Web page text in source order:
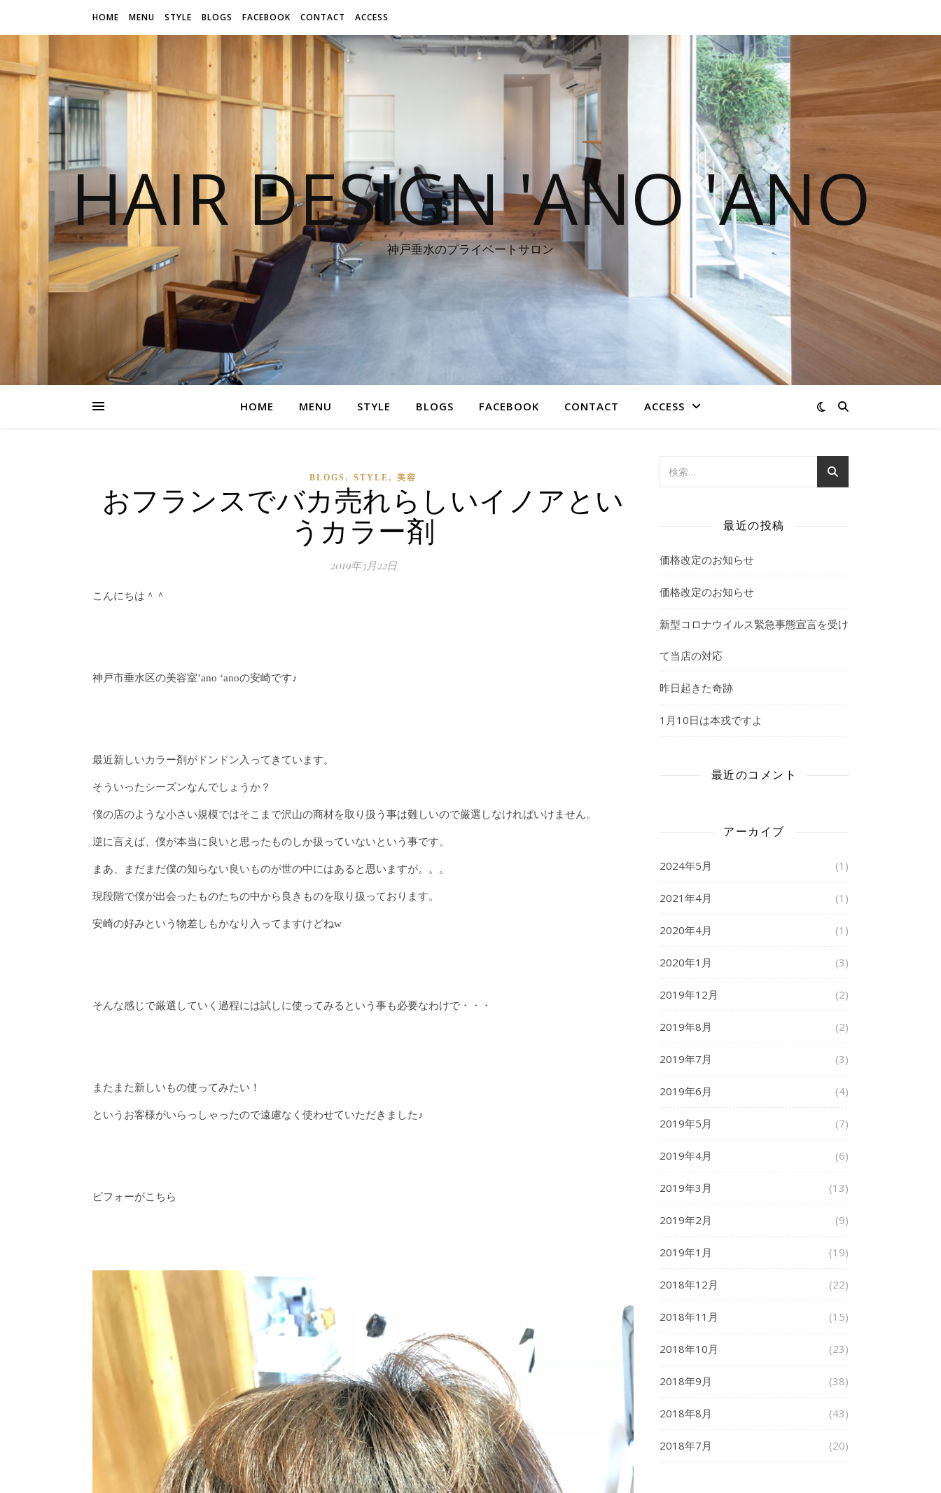
HOME MENU STYLE BLOGS FACEBOOK CONTACT ACCESS
HAIR DESIGN 'ANO 'ANO
神戸垂水のプライベートサロン
HOME MENU STYLE BLOGS FACEBOOK CONTACT ACCESS
BLOGS , STYLE , 美容
おフランスでバカ売れらしいイノアとい
うカラー剤
2019年3月22日
こんにちは＾＾
神戸市垂水区の美容室’ano ‘anoの安崎です♪
最近新しいカラー剤がドンドン入ってきています。
そういったシーズンなんでしょうか？
僕の店のような小さい規模ではそこまで沢山の商材を取り扱う事は難しいので厳選しなければいけません。
逆に言えば、僕が本当に良いと思ったものしか扱っていないという事です。
まあ、まだまだ僕の知らない良いものが世の中にはあると思いますが。。。
現段階で僕が出会ったものたちの中から良きものを取り扱っております。
安崎の好みという物差しもかなり入ってますけどねw
そんな感じで厳選していく過程には試しに使ってみるという事も必要なわけで・・・
またまた新しいもの使ってみたい！
というお客様がいらっしゃったので遠慮なく使わせていただきました♪
ビフォーがこちら
最近の投稿
価格改定のお知らせ
価格改定のお知らせ
新型コロナウイルス緊急事態宣言を受け
て当店の対応
昨日起きた奇跡
1月10日は本戎ですよ
最近のコメント
アーカイブ
2024年5月 (1)
2021年4月 (1)
2020年4月 (1)
2020年1月 (3)
2019年12月 (2)
2019年8月 (2)
2019年7月 (3)
2019年6月 (4)
2019年5月 (7)
2019年4月 (6)
2019年3月 (13)
2019年2月 (9)
2019年1月 (19)
2018年12月 (22)
2018年11月 (15)
2018年10月 (23)
2018年9月 (38)
2018年8月 (43)
2018年7月 (20)